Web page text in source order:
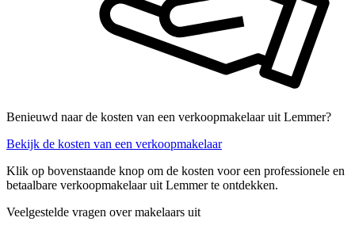
Benieuwd naar de kosten van een verkoopmakelaar uit Lemmer?
Bekijk de kosten van een verkoopmakelaar
Klik op bovenstaande knop om de kosten voor een professionele en
betaalbare verkoopmakelaar uit Lemmer te ontdekken.
Veelgestelde vragen over makelaars uit